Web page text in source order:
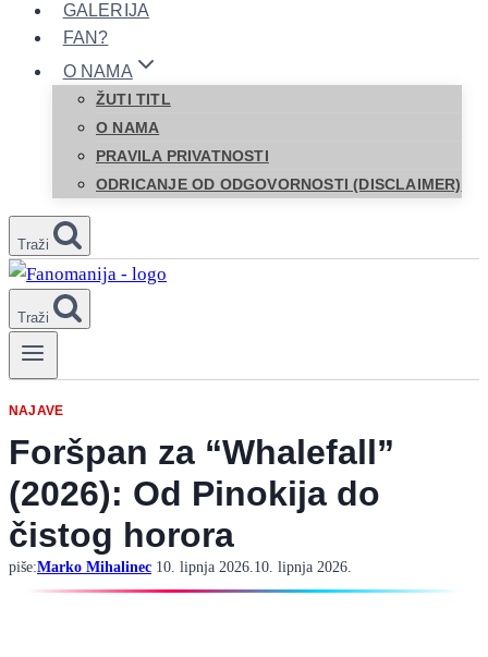
GALERIJA
FAN?
O NAMA
ŽUTI TITL
O NAMA
PRAVILA PRIVATNOSTI
ODRICANJE OD ODGOVORNOSTI (DISCLAIMER)
Traži
Traži
NAJAVE
Foršpan za “Whalefall”
(2026): Od Pinokija do
čistog horora
piše:Marko Mihalinec 10. lipnja 2026.10. lipnja 2026.